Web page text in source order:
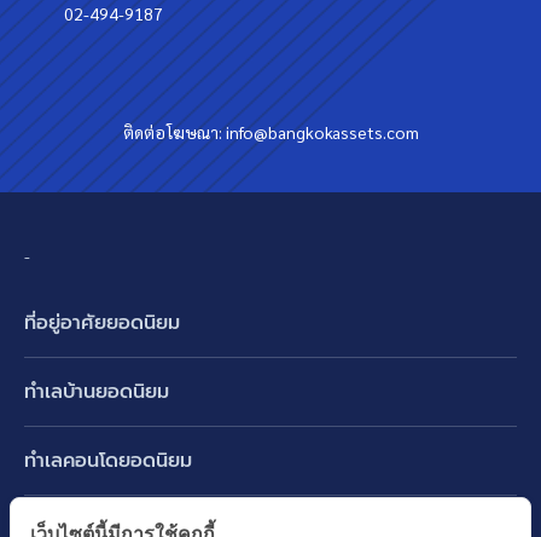
02-494-9187
ติดต่อโฆษณา:info@bangkokassets.com
-
ที่อยู่อาศัยยอดนิยม
ทาวน์เฮ้าส์ ทาวน์โฮม
คอนโดมิเนียม
ทำเลบ้านยอดนิยม
บางนา รามคำแหง 2
ทำเลคอนโดยอดนิยม
ทำเล BTS ยอดนิยม